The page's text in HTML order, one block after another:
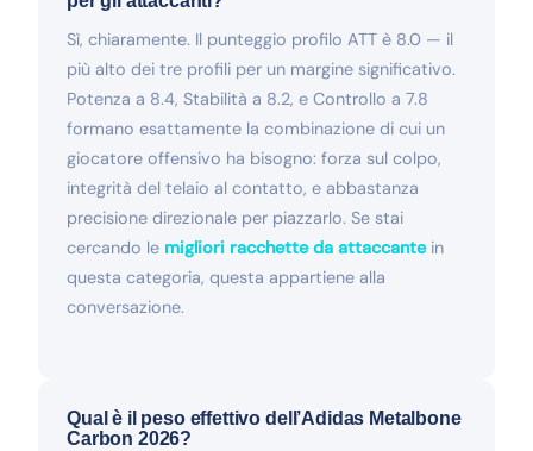
Sì, chiaramente. Il punteggio profilo ATT è 8.0 — il
più alto dei tre profili per un margine significativo.
Potenza a 8.4, Stabilità a 8.2, e Controllo a 7.8
formano esattamente la combinazione di cui un
giocatore offensivo ha bisogno: forza sul colpo,
integrità del telaio al contatto, e abbastanza
precisione direzionale per piazzarlo. Se stai
cercando le migliori racchette da attaccantein
questa categoria, questa appartiene alla
conversazione.
Qual è il peso effettivo dell’Adidas Metalbone
Carbon 2026?